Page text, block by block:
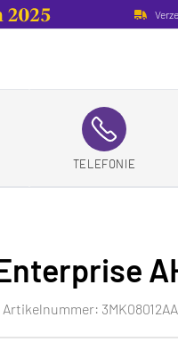
TELEFONIE
van de 5
Artikelnummer: 3MK08012AA